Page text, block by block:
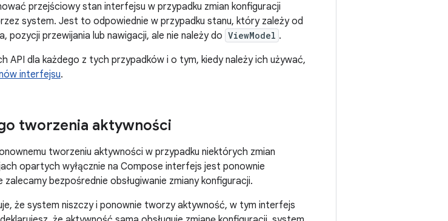
przejściowy stan interfejsu w przypadku zmian konfiguracji
system. Jest to odpowiednie w przypadku stanu, który zależy od
pozycji przewijania lub nawigacji, ale nie należy do ViewModel .
API dla każdego z tych przypadków i o tym, kiedy należy ich używać,
interfejsu.
tworzenia aktywności
tworzeniu aktywności w przypadku niektórych zmian
opartych wyłącznie na Compose interfejs jest ponownie
bezpośrednie obsługiwanie zmiany konfiguracji.
że system niszczy i ponownie tworzy aktywność, w tym interfejs